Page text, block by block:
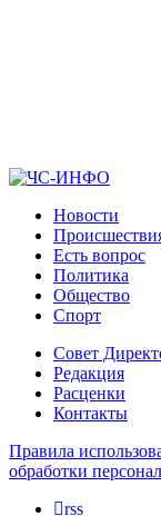
Новости
Есть вопрос
Политика
Общество
Спорт
Совет
Редакция
Расценки
Контакты
Правила
обработки
rss